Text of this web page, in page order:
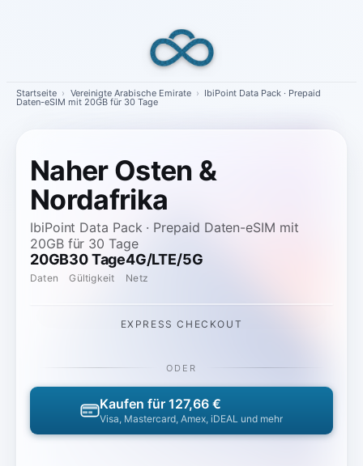
Startseite › Vereinigte Arabische Emirate › IbiPoint Data Pack · Prepaid
Daten-eSIM mit 20GB für 30 Tage
Naher Osten &
Nordafrika
IbiPoint Data Pack · Prepaid Daten-eSIM mit
20GB für 30 Tage
20GB
Daten
30 Tage
Gültigkeit
4G/LTE/5G
Netz
EXPRESS CHECKOUT
ODER
Kaufen für 127,66 €
Visa, Mastercard, Amex, iDEAL und mehr